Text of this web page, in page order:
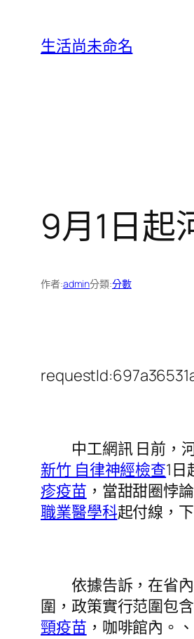
生活尚未命名
9月1日起
作者:admin分類:分數
中工網訊 日前，河
新竹 自律神經檢查1
疹疫苗 ，當甜甜圈悖
職業醫學科起付線，
依據告訴，在省內
圍，政策實行范圍包
頸疫苗 ，咖啡館內。